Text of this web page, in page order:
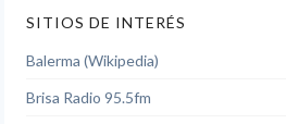
SITIOS DE INTERÉS
Balerma (Wikipedia)
Brisa Radio 95.5fm